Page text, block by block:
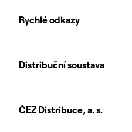
Rychlé odkazy
Distribuční soustava
ČEZ Distribuce, a. s.